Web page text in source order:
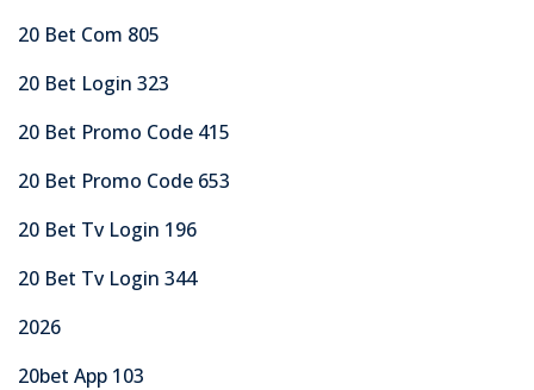
20 Bet Com 805
20 Bet Login 323
20 Bet Promo Code 415
20 Bet Promo Code 653
20 Bet Tv Login 196
20 Bet Tv Login 344
2026
20bet App 103